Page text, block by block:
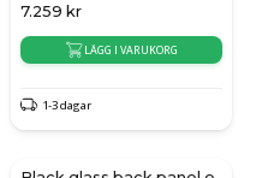
7.259 kr
LÄGG I VARUKORG
1-3 dagar